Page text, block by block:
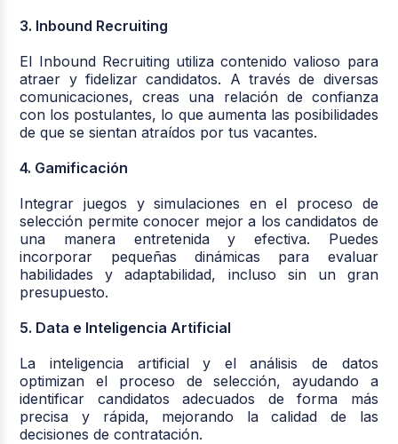
3. Inbound Recruiting
El Inbound Recruiting utiliza contenido valioso para
atraer y fidelizar candidatos. A través de diversas
comunicaciones, creas una relación de confianza
con los postulantes, lo que aumenta las posibilidades
de que se sientan atraídos por tus vacantes.
4. Gamificación
Integrar juegos y simulaciones en el proceso de
selección permite conocer mejor a los candidatos de
una manera entretenida y efectiva. Puedes
incorporar pequeñas dinámicas para evaluar
habilidades y adaptabilidad, incluso sin un gran
presupuesto.
5. Data e Inteligencia Artificial
La inteligencia artificial y el análisis de datos
optimizan el proceso de selección, ayudando a
identificar candidatos adecuados de forma más
precisa y rápida, mejorando la calidad de las
decisiones de contratación.